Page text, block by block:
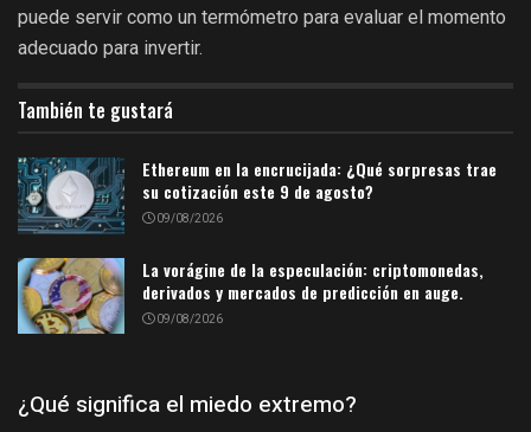
puede servir como un termómetro para evaluar el momento
adecuado para invertir.
También te gustará
Ethereum en la encrucijada: ¿Qué sorpresas trae
su cotización este 9 de agosto?
09/08/2026
La vorágine de la especulación: criptomonedas,
derivados y mercados de predicción en auge.
09/08/2026
¿Qué significa el miedo extremo?